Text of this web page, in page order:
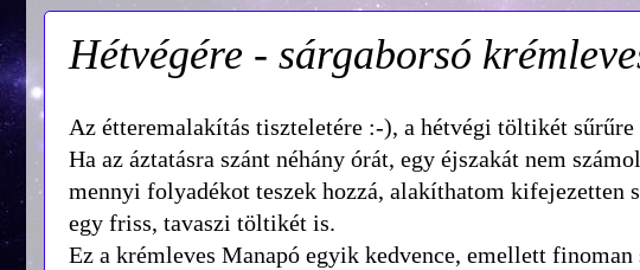
Hétvégére - sárgaborsó
Az étteremalakítás tiszteletére :-), a hétvégi töltikét
Ha az áztatásra szánt néhány órát, egy éjszakát nem
mennyi folyadékot teszek hozzá, alakíthatom kifejezetten
egy friss, tavaszi töltikét is.
Ez a krémleves Manapó egyik kedvence, emellett